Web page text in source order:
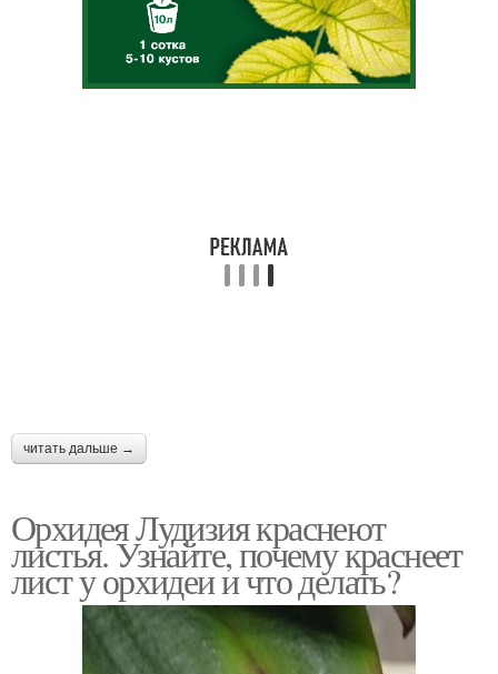
читать дальше →
Орхидея Лудизия краснеют
листья. Узнайте, почему краснеет
лист у орхидеи и что делать?